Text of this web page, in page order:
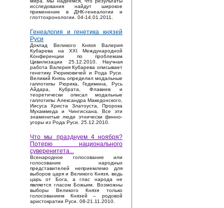
исследования найдут широкое
применение в ДНК-генеалогии и
глоттохронологии. 04-14.01.2011.
Генеалогия и генетика князей
Руси
Доклад Великого Князя Валерия
Кубарева на XXI Международной
Конференции по проблемам
Цивилизации 25.12.2010. Научная
работа Валерия Кубарева описывает
генетику Рюриковичей и Рода Руси.
Великий Князь определил модальные
гаплотипы Рюрика, Гедимина, Русь
Айдара, Кубрата, Флавиев и
теоретически описал модальные
гаплотипы Александра Македонского,
Иисуса Христа Златоуста, Пророка
Мухаммеда и Чингисхана. Все эти
знаменитые люди этнически финно-
угоры из Рода Руси. 25.12.2010.
Что мы празднуем 4 ноября?
Потерю национального
суверенитета...
Bсенародное голосование или
голосование народных
представителей неприемлемо для
выборов царя и Великого Князя, ведь
царь от Бога, а глас народа не
является гласом Божьим. Возможны
выборы Великого Князя только
голосованием Князей – родовой
аристократии Руси. 08-21.11.2010.